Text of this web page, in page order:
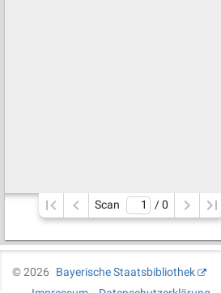
Scan / 0
©2026
Bayerische Staatsbibliothek